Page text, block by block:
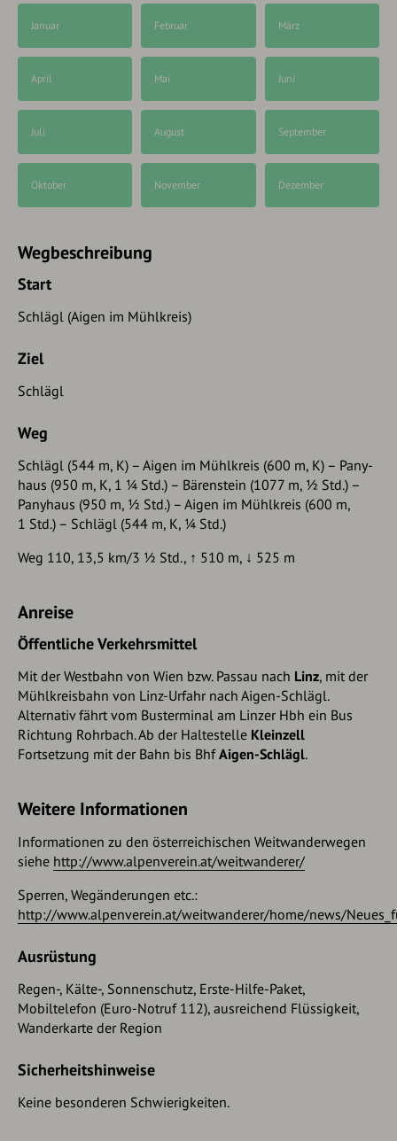
Januar Februar März
April Mai Juni
Juli August September
Oktober November Dezember
Wegbeschreibung
Start
Schlägl (Aigen im Mühlkreis)
Ziel
Schlägl
Weg
Schlägl (544 m, K) – Aigen im Mühlkreis (600 m, K) – Pany­
haus (950 m, K, 1 ¼ Std.) – Bärenstein (1077 m, ½ Std.) –
Panyhaus (950 m, ½ Std.) – Aigen im Mühl­kreis (600 m,
1 Std.) – Schlägl (544 m, K, ¼ Std.)
Weg 110, 13,5 km/3 ½ Std., ↑ 510 m, ↓ 525 m
Anreise
Öffentliche Verkehrsmittel
Mit der Westbahn von Wien bzw. Passau nach Linz, mit der
Mühlkreisbahn von Linz-Urfahr nach Aigen-Schlägl.
Alternativ fährt vom Busterminal am Linzer Hbh ein Bus
Richtung Rohrbach. Ab der Haltestelle Kleinzell
Fortsetzung mit der Bahn bis BhfAigen-Schlägl.
Weitere Informationen
Informationen zu den österreichischen Weitwanderwegen
siehe http://www.alpenverein.at/weitwanderer/
Sperren, Wegänderungen etc.:
http://www.alpenverein.at/weitwanderer/home/news/
Ausrüstung
Regen-, Kälte-, Sonnenschutz, Erste-Hilfe-Paket,
Mobiltelefon (Euro-Notruf 112), ausreichend Flüssigkeit,
Wanderkarte der Region
Sicherheitshinweise
Keine besonderen Schwierigkeiten.